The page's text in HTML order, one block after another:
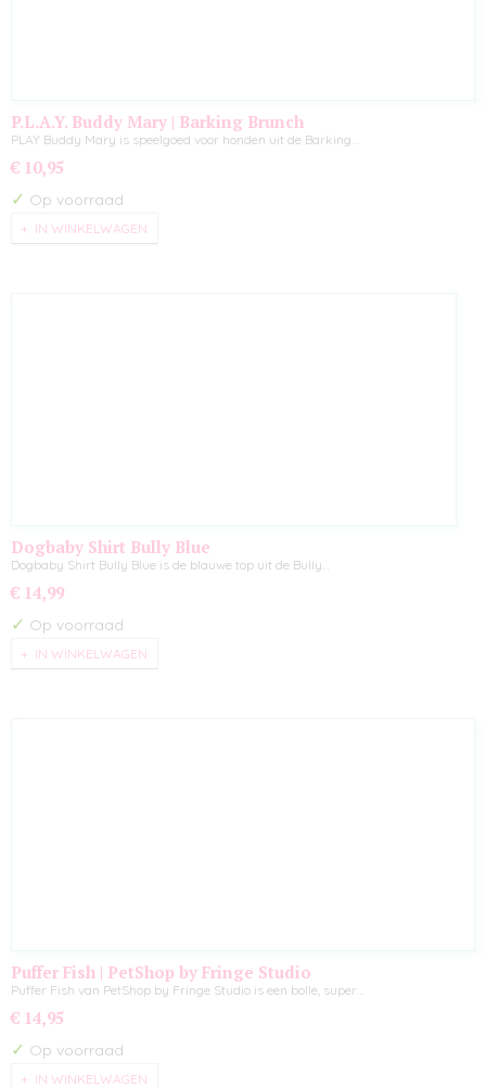
P.L.A.Y. Buddy Mary | Barking Brunch
PLAY Buddy Mary is speelgoed voor honden uit de Barking…
€ 10,95
✓ Op voorraad
IN WINKELWAGEN
Dogbaby Shirt Bully Blue
Dogbaby Shirt Bully Blue is de blauwe top uit de Bully…
€ 14,99
✓ Op voorraad
IN WINKELWAGEN
Puffer Fish | PetShop by Fringe Studio
Puffer Fish van PetShop by Fringe Studio is een bolle, super…
€ 14,95
✓ Op voorraad
IN WINKELWAGEN